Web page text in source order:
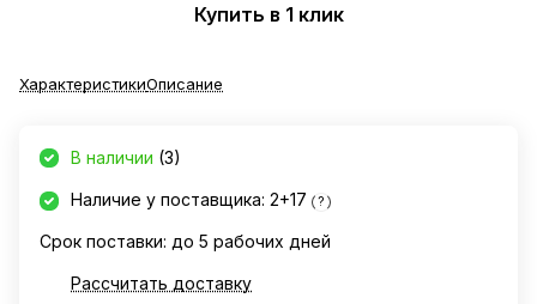
Купить в 1 клик
ХарактеристикиОписание
В наличии (3)
Наличие у поставщика: 2+17 ?
Срок поставки: до 5 рабочих дней
Рассчитать доставку